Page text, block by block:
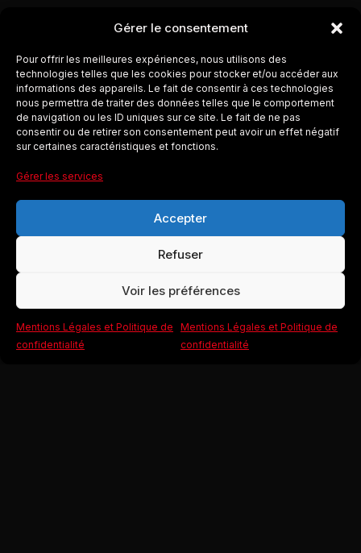
Gérer le consentement
Pour offrir les meilleures expériences, nous utilisons des
technologies telles que les cookies pour stocker et/ou accéder aux
informations des appareils. Le fait de consentir à ces technologies
nous permettra de traiter des données telles que le comportement
de navigation ou les ID uniques sur ce site. Le fait de ne pas
consentir ou de retirer son consentement peut avoir un effet négatif
sur certaines caractéristiques et fonctions.
Gérer les services
Accepter
Refuser
Voir les préférences
Mentions Légales et Politique de
confidentialité
Mentions Légales et Politique de
confidentialité